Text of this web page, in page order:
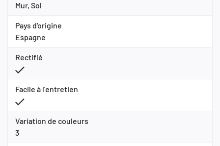
Mur, Sol
Pays d'origine
Espagne
Rectifié
Facile à l’entretien
Variation de couleurs
3